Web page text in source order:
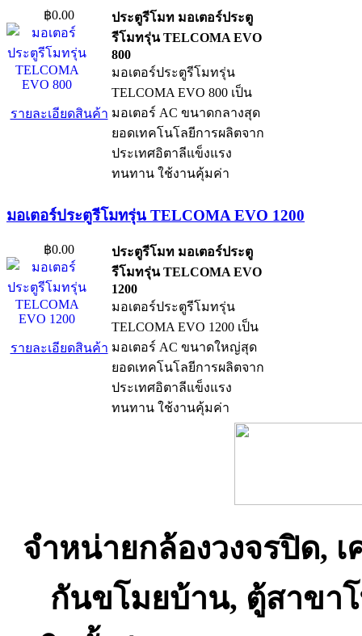
฿0.00
รายละเอียดสินค้า
ประตูรีโมท มอเตอร์ประตู
รีโมทรุ่น TELCOMA EVO
800
มอเตอร์ประตูรีโมทรุ่น
TELCOMA EVO 800 เป็น
มอเตอร์ AC ขนาดกลางสุด
ยอดเทคโนโลยีการผลิตจาก
ประเทศอิตาลีแข็งแรง
ทนทาน ใช้งานคุ้มค่า
มอเตอร์ประตูรีโมทรุ่น TELCOMA EVO 1200
฿0.00
รายละเอียดสินค้า
ประตูรีโมท มอเตอร์ประตู
รีโมทรุ่น TELCOMA EVO
1200
มอเตอร์ประตูรีโมทรุ่น
TELCOMA EVO 1200 เป็น
มอเตอร์ AC ขนาดใหญ่สุด
ยอดเทคโนโลยีการผลิตจาก
ประเทศอิตาลีแข็งแรง
ทนทาน ใช้งานคุ้มค่า
จำหน่ายกล้องวงจรปิด,
กันขโมยบ้าน, ตู้สาขา